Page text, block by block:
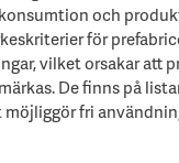
och
för
vilket orsakar att
De finns på
fri